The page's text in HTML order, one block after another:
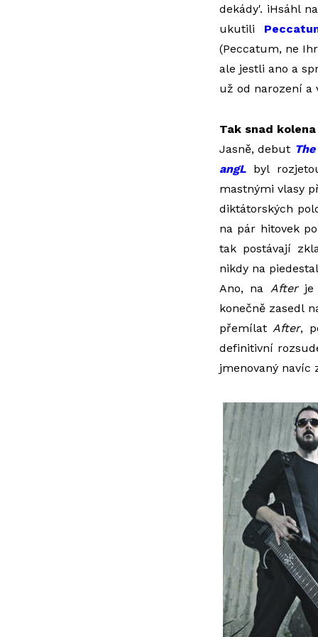
dekády'. iHsáhl
ukutili
(Peccatum, ne
ale jestli ano a
už od narození a
Tak snad
Jasně, debut
angLbyl
mastnými vlasy
diktátorských
na pár hitovek
tak postávají
nikdy na
Ano, na Afterje
konečně zasedl
přemílatAfter,
definitivní
jmenovaný navíc